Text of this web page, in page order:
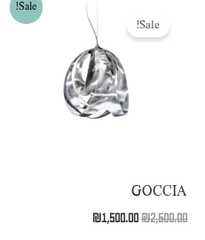
Sale!
Sale!
GOCCIA
₪2,500.00
המקורי
היה:
₪2,500.00.
₪1,500.00
הנוכחי
הוא:
₪1,500.00.